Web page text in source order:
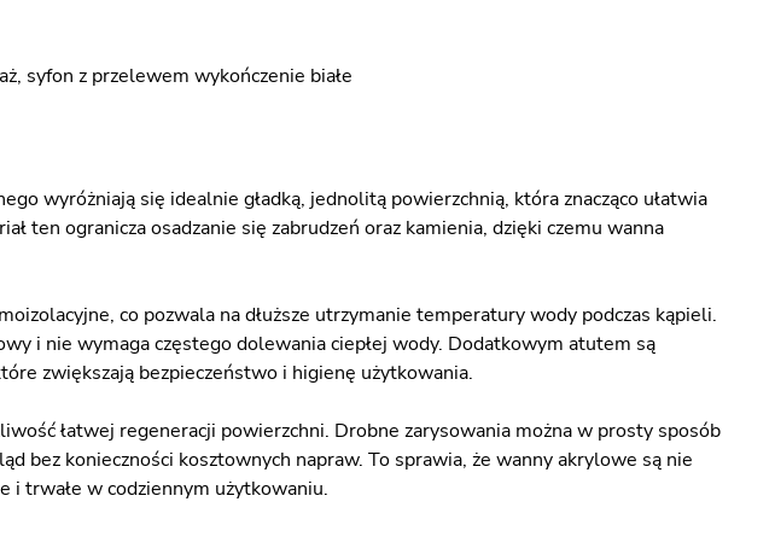
syfon z przelewem wykończenie białe
wyróżniają się idealnie gładką, jednolitą powierzchnią, która znacząco ułatwia
ten ogranicza osadzanie się zabrudzeń oraz kamienia, dzięki czemu wanna
co pozwala na dłuższe utrzymanie temperatury wody podczas kąpieli.
i nie wymaga częstego dolewania ciepłej wody. Dodatkowym atutem są
zwiększają bezpieczeństwo i higienę użytkowania.
łatwej regeneracji powierzchni. Drobne zarysowania można w prosty sposób
bez konieczności kosztownych napraw. To sprawia, że wanny akrylowe są nie
trwałe w codziennym użytkowaniu.